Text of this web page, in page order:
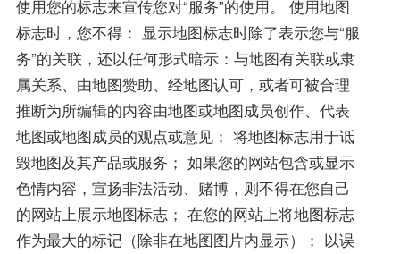
使用您的标志来宣传您对“服务”的使用。 使用地图
标志时，您不得： 显示地图标志时除了表示您与“服
务”的关联，还以任何形式暗示：与地图有关联或隶
属关系、由地图赞助、经地图认可，或者可被合理
推断为所编辑的内容由地图或地图成员创作、代表
地图或地图成员的观点或意见； 将地图标志用于诋
毁地图及其产品或服务； 如果您的网站包含或显示
色情内容，宣扬非法活动、赌博，则不得在您自己
的网站上展示地图标志； 在您的网站上将地图标志
作为最大的标记（除非在地图图片内显示）； 以误